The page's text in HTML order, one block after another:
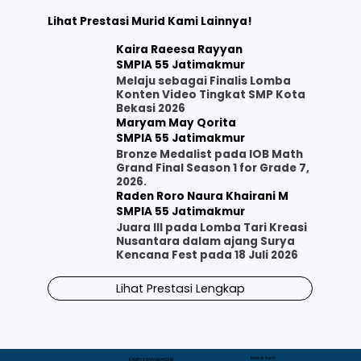
Lihat Prestasi Murid Kami Lainnya!
Kaira Raeesa Rayyan
SMPIA 55 Jatimakmur
Melaju sebagai Finalis Lomba
Konten Video Tingkat SMP Kota
Bekasi 2026
Maryam May Qorita
SMPIA 55 Jatimakmur
Bronze Medalist pada IOB Math
Grand Final Season 1 for Grade 7,
2026.
Raden Roro Naura Khairani M
SMPIA 55 Jatimakmur
Juara III pada Lomba Tari Kreasi
Nusantara dalam ajang Surya
Kencana Fest pada 18 Juli 2026
Lihat Prestasi Lengkap
KAMPUS RAWAMANGUN Kontak Kami